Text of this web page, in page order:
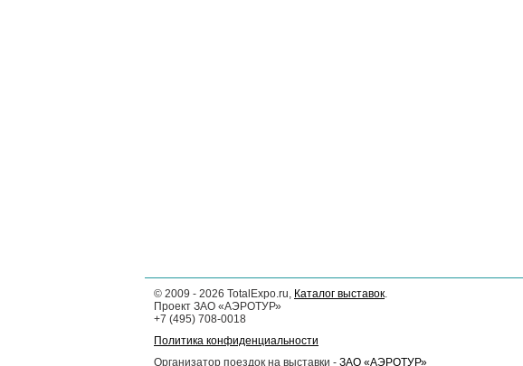
© 2009 - 2026 TotalExpo.ru, Каталог выставок.
Проект ЗАО «АЭРОТУР»
+7 (495) 708-0018
Политика конфиденциальности
Организатор поездок на выставки - ЗАО «АЭРОТУР»